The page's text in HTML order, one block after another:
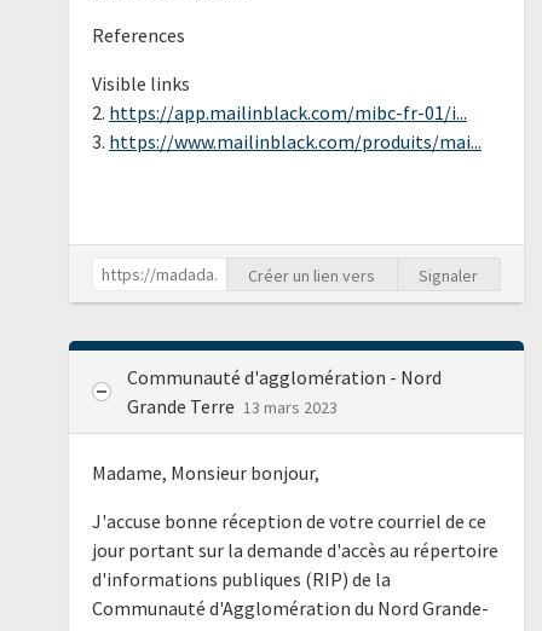
References
Visible links
2. https://app.mailinblack.com/mibc-fr-01/i...
3. https://www.mailinblack.com/produits/mai...
Créer un lien vers Signaler
Communauté d'agglomération - Nord
Grande Terre 13 mars 2023
Madame, Monsieur bonjour,
J'accuse bonne réception de votre courriel de ce
jour portant sur la demande d'accès au répertoire
d'informations publiques (RIP) de la
Communauté d'Agglomération du Nord Grande-